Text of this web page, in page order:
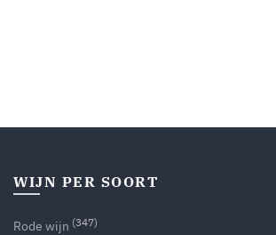
WIJN PER SOORT
Rode wijn (347)